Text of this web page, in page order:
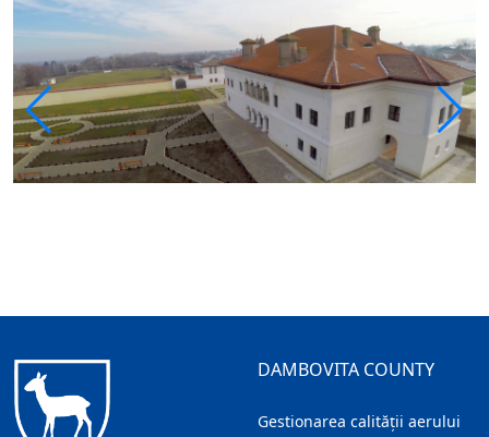
DAMBOVITA COUNTY
Gestionarea calității aerului